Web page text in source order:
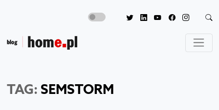
TAG: SEMSTORM